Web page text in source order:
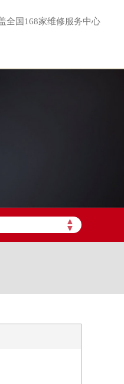
全国168家维修服务中心
▲
▼